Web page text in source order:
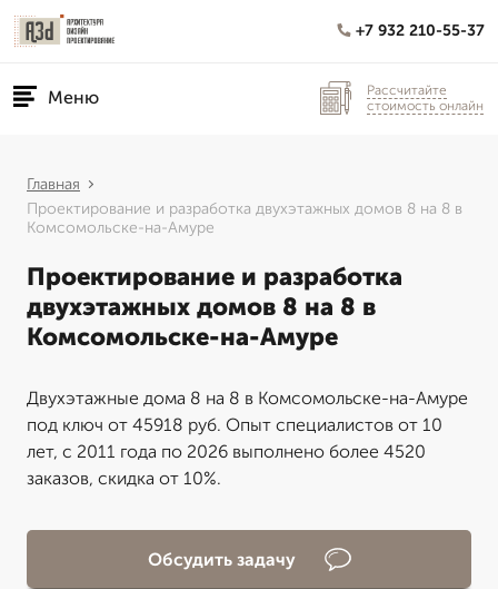
+7 932 210-55-37
Меню
Рассчитайте
стоимость онлайн
Главная
Проектирование и разработка двухэтажных домов 8 на 8 в
Комсомольске-на-Амуре
Проектирование и разработка
двухэтажных домов 8 на 8 в
Комсомольске-на-Амуре
Двухэтажные дома 8 на 8 в Комсомольске-на-Амуре
под ключ от 45918 руб. Опыт специалистов от 10
лет, с 2011 года по 2026 выполнено более 4520
заказов, скидка от 10%.
Обсудить задачу